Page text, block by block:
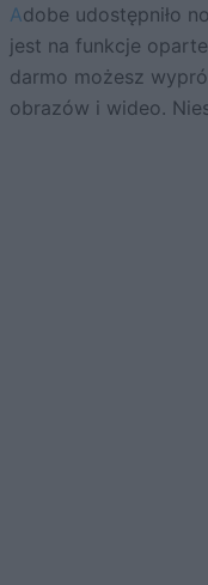
Adobe udostępniło nową aplikację, która ukierunkowana
jest na funkcje
darmo możesz
obrazów i wideo.